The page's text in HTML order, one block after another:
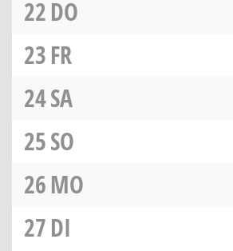
22DO
23FR
24SA
25SO
26MO
27DI